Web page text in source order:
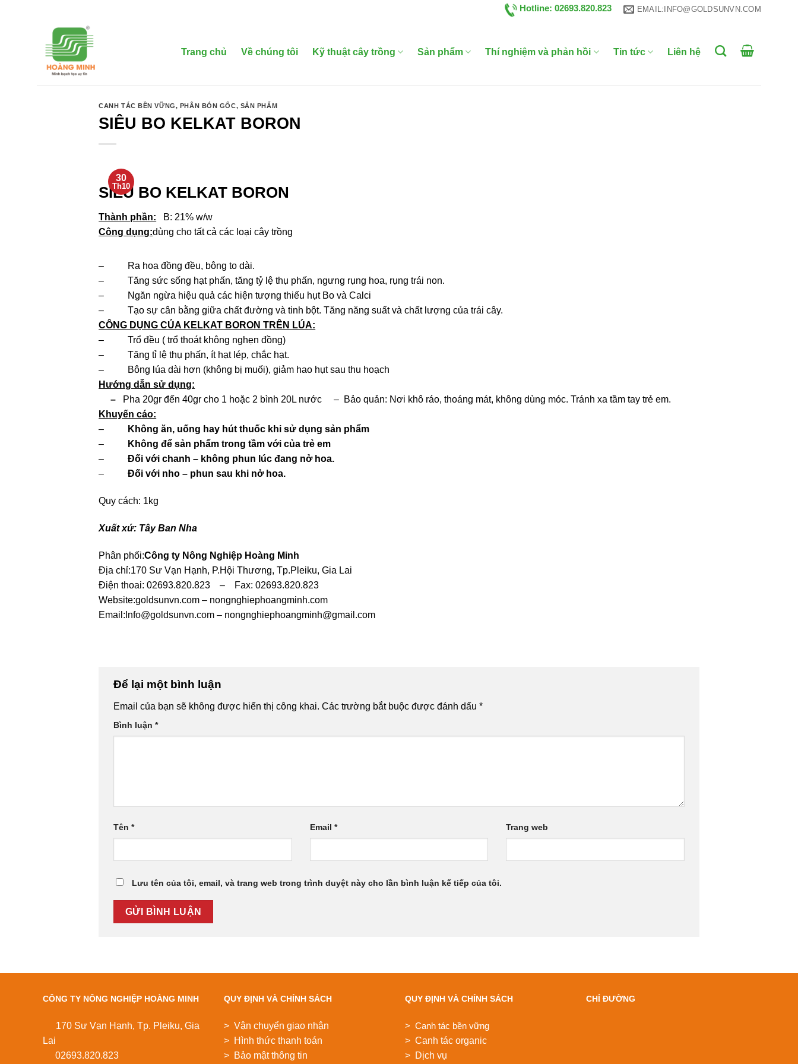
Hotline: 02693.820.823 EMAIL:INFO@GOLDSUNVN.COM
Trang chủ Về chúng tôi Kỹ thuật cây trồng Sản phẩm Thí nghiệm và phản hồi Tin tức Liên hệ
CANH TÁC BỀN VỮNG, PHÂN BÓN GỐC, SẢN PHẨM
SIÊU BO KELKAT BORON
30
Th10
SIÊU BO KELKAT BORON
Thành phần: B: 21% w/w
Công dụng:dùng cho tất cả các loại cây trồng
– Ra hoa đồng đều, bông to dài.
– Tăng sức sống hạt phấn, tăng tỷ lệ thụ phấn, ngưng rụng hoa, rụng trái non.
– Ngăn ngừa hiệu quả các hiện tượng thiếu hụt Bo và Calci
– Tạo sự cân bằng giữa chất đường và tinh bột. Tăng năng suất và chất lượng của trái cây.
CÔNG DỤNG CỦA KELKAT BORON TRÊN LÚA:
– Trổ đều ( trổ thoát không nghẹn đồng)
– Tăng tỉ lệ thụ phấn, ít hạt lép, chắc hạt.
– Bông lúa dài hơn (không bị muối), giảm hao hụt sau thu hoạch
Hướng dẫn sử dụng:
–
Pha 20gr đến 40gr cho 1 hoặc 2 bình 20L nước – Bảo quản: Nơi khô ráo, thoáng mát, không dùng móc. Tránh xa tầm tay trẻ em.
Khuyến cáo:
–
Không ăn, uống hay hút thuốc khi sử dụng sản phẩm
–
Không để sản phẩm trong tầm với của trẻ em
–Đối với chanh – không phun lúc đang nở hoa.
–Đối với nho – phun sau khi nở hoa.
Quy cách: 1kg
Xuất xứ: Tây Ban Nha
Phân phối:Công ty Nông Nghiệp Hoàng Minh
Địa chỉ:170 Sư Vạn Hạnh, P.Hội Thương, Tp.Pleiku, Gia Lai
Điện thoai: 02693.820.823 – Fax: 02693.820.823
Website:goldsunvn.com – nongnghiephoangminh.com
Email: Info@goldsunvn.com – nongnghiephoangminh@gmail.com
Để lại một bình luận
Email của bạn sẽ không được hiển thị công khai. Các trường bắt buộc được đánh dấu*
Bình luận*
Tên* Email * Trang web
Lưu tên của tôi, email, và trang web trong trình duyệt này cho lần bình luận kế tiếp của tôi.
CÔNG TY NÔNG NGHIỆP HOÀNG MINH
170 Sư Vạn Hạnh, Tp. Pleiku, Gia
Lai
02693.820.823
QUY ĐỊNH VÀ CHÍNH SÁCH
> Vận chuyển giao nhận
> Hình thức thanh toán
> Bảo mật thông tin
QUY ĐỊNH VÀ CHÍNH SÁCH
> Canh tác bền vững
> Canh tác organic
> Dịch vụ
CHỈ ĐƯỜNG